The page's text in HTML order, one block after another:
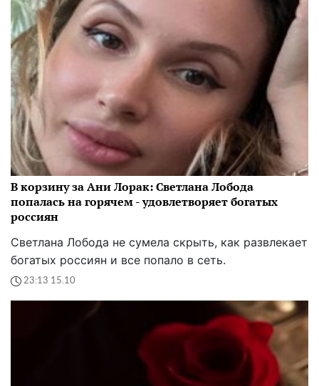
В корзину за Ани Лорак: Светлана Лобода
попалась на горячем - удовлетворяет богатых
россиян
Светлана Лобода не сумела скрыть, как развлекает
богатых россиян и все попало в сеть.
23:13 15.10